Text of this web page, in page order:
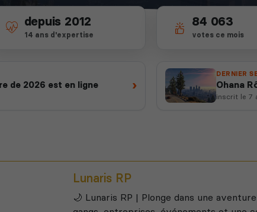
depuis 2012
14 ans d'expertise
84 063
votes ce mois
de 2026 est en ligne ›
DERNIER
Ohana
inscrit le 7
Lunaris RP
🌙 Lunaris RP | Plonge dans une